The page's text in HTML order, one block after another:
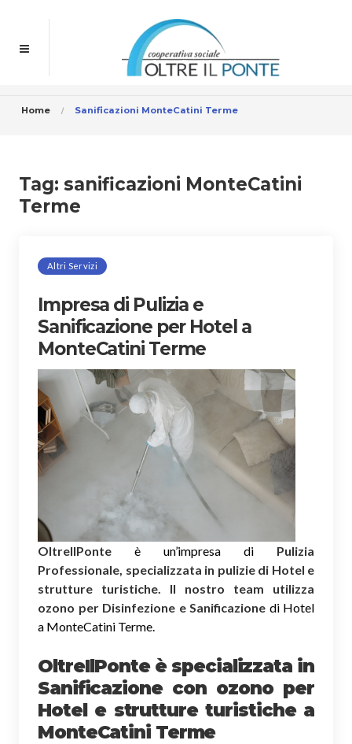
Home Sanificazioni MonteCatini Terme
Tag: sanificazioni MonteCatini
Terme
Altri Servizi
Impresa di Pulizia e
Sanificazione per Hotel a
MonteCatini Terme
OltreIlPonte è un’impresa di Pulizia
Professionale, specializzata in pulizie di Hotel e
strutture turistiche. Il nostro team utilizza
ozono per Disinfezione e Sanificazione di Hotel
a MonteCatini Terme.
OltreIlPonte è specializzata in
Sanificazione con ozono per
Hotel e strutture turistiche a
MonteCatini Terme